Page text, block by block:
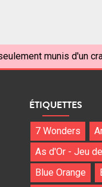
munis d'un
ÉTIQUETTES
7 Wonders
As d'Or - Jeu
Blue Orange